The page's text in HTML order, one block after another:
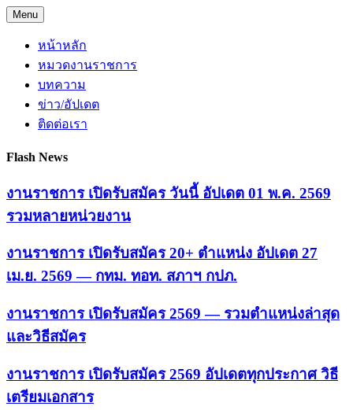
Skip
to
content
Menu
หน้าหลัก
หมวดงานราชการ
บทความ
ข่าว/อัปเดต
ติดต่อเรา
Flash News
งานราชการ เปิดรับสมัคร วันนี้ อัปเดต 01 พ.ค. 2569
รวมหลายหน่วยงาน
งานราชการ เปิดรับสมัคร 20+ ตำแหน่ง อัปเดต 27
เม.ย. 2569 — กทม. ทอท. สภาฯ กปภ.
งานราชการ เปิดรับสมัคร 2569 — รวมตำแหน่งล่าสุด
และวิธีสมัคร
งานราชการ เปิดรับสมัคร 2569 อัปเดตทุกประกาศ วิธี
เตรียมเอกสาร